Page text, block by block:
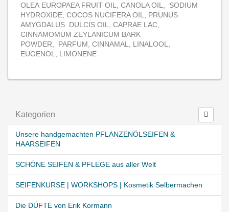
OLEA EUROPAEA FRUIT OIL, CANOLA OIL, SODIUM
HYDROXIDE, COCOS NUCIFERA OIL, PRUNUS
AMYGDALUS DULCIS OIL, CAPRAE LAC,
CINNAMOMUM ZEYLANICUM BARK
POWDER, PARFUM, CINNAMAL, LINALOOL,
EUGENOL, LIMONENE
Kategorien
Unsere handgemachten PFLANZENÖLSEIFEN &
HAARSEIFEN
SCHÖNE SEIFEN & PFLEGE aus aller Welt
SEIFENKURSE | WORKSHOPS | Kosmetik Selbermachen
Die DÜFTE von Erik Kormann